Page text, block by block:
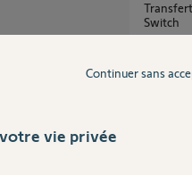
Transfert Connectivity Kit sur Tahoma
Switch
vie privée
Continuer sans